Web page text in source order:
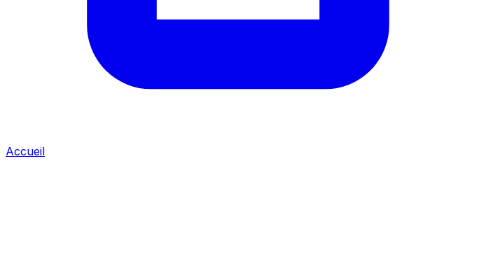
Accueil